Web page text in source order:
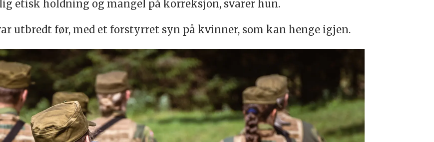
etisk holdning og mangel på korreksjon, svarer hun.
utbredt før, med et forstyrret syn på kvinner, som kan henge igjen.